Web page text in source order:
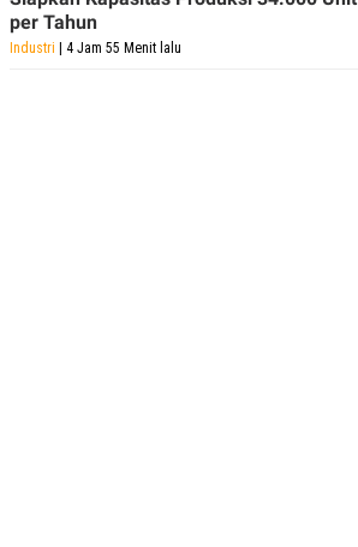
per Tahun
Industri | 4 Jam 55 Menit lalu